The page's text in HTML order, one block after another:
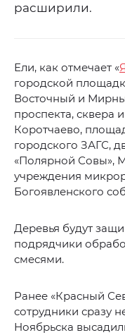
расширили.
Ели, как отмечает «
городской
Восточный и
проспекта, сквера
Коротчаево,
городского ЗАГС,
«Полярной Совы»,
учреждения
Богоявленского
Деревья будут
подрядчики
смесями.
Ранее «Красный
сотрудники сразу
Ноябрьска